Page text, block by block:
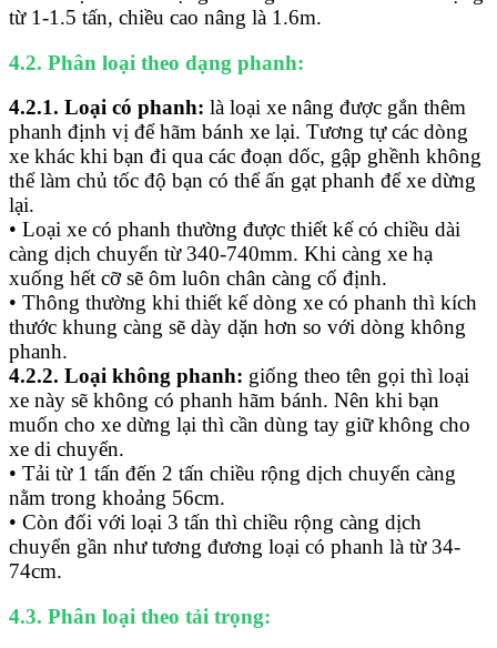
từ 1-1.5 tấn, chiều cao nâng là 1.6m.
4.2. Phân loại theo dạng phanh:
4.2.1. Loại có phanh: là loại xe nâng được gắn thêm
phanh định vị để hãm bánh xe lại. Tương tự các dòng
xe khác khi bạn đi qua các đoạn dốc, gập ghềnh không
thể làm chủ tốc độ bạn có thể ấn gạt phanh để xe dừng
lại.
• Loại xe có phanh thường được thiết kế có chiều dài
càng dịch chuyển từ 340-740mm. Khi càng xe hạ
xuống hết cỡ sẽ ôm luôn chân càng cố định.
• Thông thường khi thiết kế dòng xe có phanh thì kích
thước khung càng sẽ dày dặn hơn so với dòng không
phanh.
4.2.2. Loại không phanh: giống theo tên gọi thì loại
xe này sẽ không có phanh hãm bánh. Nên khi bạn
muốn cho xe dừng lại thì cần dùng tay giữ không cho
xe di chuyển.
• Tải từ 1 tấn đến 2 tấn chiều rộng dịch chuyển càng
nằm trong khoảng 56cm.
• Còn đối với loại 3 tấn thì chiều rộng càng dịch
chuyển gần như tương đương loại có phanh là từ 34-
74cm.
4.3. Phân loại theo tải trọng: